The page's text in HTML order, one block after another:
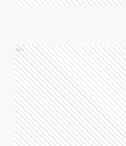
Ads